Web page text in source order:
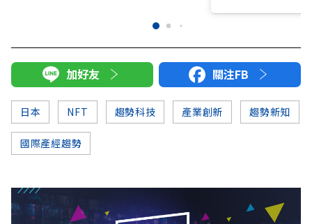
加好友 關注FB
日本 NFT 趨勢科技 產業創新 趨勢新知
國際產經趨勢